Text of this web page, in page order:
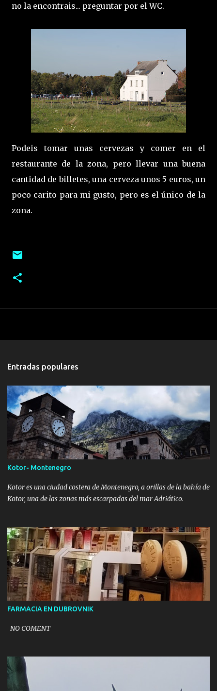
no la encontrais... preguntar por el WC.
Podeis tomar unas cervezas y comer en el
restaurante de la zona, pero llevar una buena
cantidad de billetes, una cerveza unos 5 euros, un
poco carito para mi gusto, pero es el único de la
zona.
Entradas populares
Kotor- Montenegro
Kotor es una ciudad costera de Montenegro, a orillas de la bahía de
Kotor, una de las zonas más escarpadas del mar Adriático.
FARMACIA EN DUBROVNIK
NO COMENT